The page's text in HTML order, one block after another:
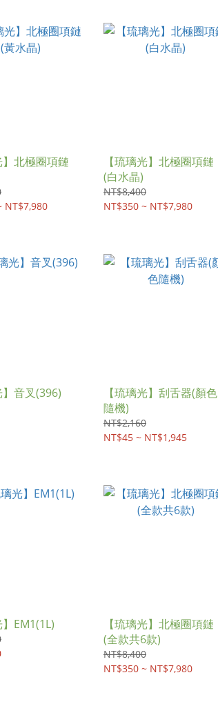
】北極圈項鏈
NT$7,980
【琉璃光】北極圈項鏈
(白水晶)
NT$8,400
NT$350 ~ NT$7,980
】音叉(396)
【琉璃光】刮舌器(顏色
隨機)
NT$2,160
NT$45 ~ NT$1,945
】EM1(1L)
【琉璃光】北極圈項鏈
(全款共6款)
NT$8,400
NT$350 ~ NT$7,980